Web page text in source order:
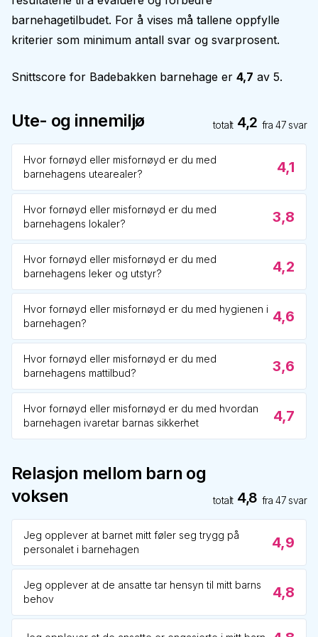
barnehagetilbudet. For å vises må tallene oppfylle
kriterier som minimum antall svar og svarprosent.
Snittscore for Badebakken barnehage er 4,7 av 5.
Ute- og innemiljø totalt 4,2 fra47 svar
Hvor fornøyd eller misfornøyd er du med
barnehagens utearealer?
4,1
Hvor fornøyd eller misfornøyd er du med
barnehagens lokaler?
3,8
Hvor fornøyd eller misfornøyd er du med
barnehagens leker og utstyr?
4,2
Hvor fornøyd eller misfornøyd er du med hygienen i
barnehagen?
4,6
Hvor fornøyd eller misfornøyd er du med
barnehagens mattilbud?
3,6
Hvor fornøyd eller misfornøyd er du med hvordan
barnehagen ivaretar barnas sikkerhet
4,7
Relasjon mellom barn og
voksen
totalt 4,8 fra47 svar
Jeg opplever at barnet mitt føler seg trygg på
personalet i barnehagen
4,9
Jeg opplever at de ansatte tar hensyn til mitt barns
behov
4,8